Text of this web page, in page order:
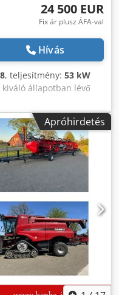
24 500 EUR
Fix ár plusz ÁFA-val
Hívás
, teljesítmény: 53 kW
kiváló állapotban lévő
Gyártási év: 1988
30 km/h
Cedpfxszdmuts
Apróhirdetés